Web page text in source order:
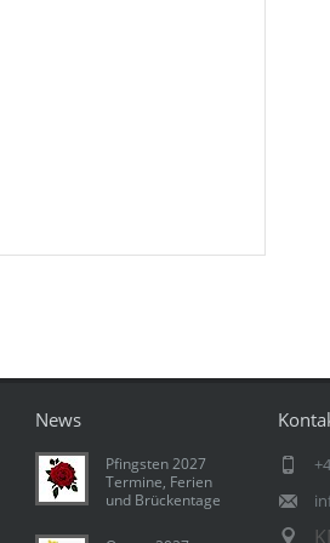
News
Pfingsten 2027
Termine, Ferien
und Brückentage